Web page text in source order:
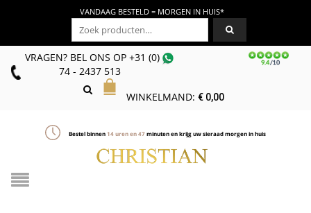
VANDAAG BESTELD = MORGEN IN HUIS*
Zoeken naar:
VRAGEN? BEL ONS OP+31 (0)
74 - 2437 513
WINKELMAND: €0,00
Bestel binnen14uren en47minuten en krijg uw sieraad morgen in huis